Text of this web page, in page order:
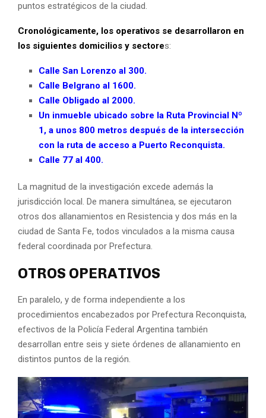
puntos estratégicos de la ciudad.
Cronológicamente, los operativos se desarrollaron en
los siguientes domicilios y sectores:
Calle San Lorenzo al 300.
Calle Belgrano al 1600.
Calle Obligado al 2000.
Un inmueble ubicado sobre la Ruta Provincial Nº
1, a unos 800 metros después de la intersección
con la ruta de acceso a Puerto Reconquista.
Calle 77 al 400.
La magnitud de la investigación excede además la
jurisdicción local. De manera simultánea, se ejecutaron
otros dos allanamientos en Resistencia y dos más en la
ciudad de Santa Fe, todos vinculados a la misma causa
federal coordinada por Prefectura.
OTROS OPERATIVOS
En paralelo, y de forma independiente a los
procedimientos encabezados por Prefectura Reconquista,
efectivos de la Policía Federal Argentina también
desarrollan entre seis y siete órdenes de allanamiento en
distintos puntos de la región.